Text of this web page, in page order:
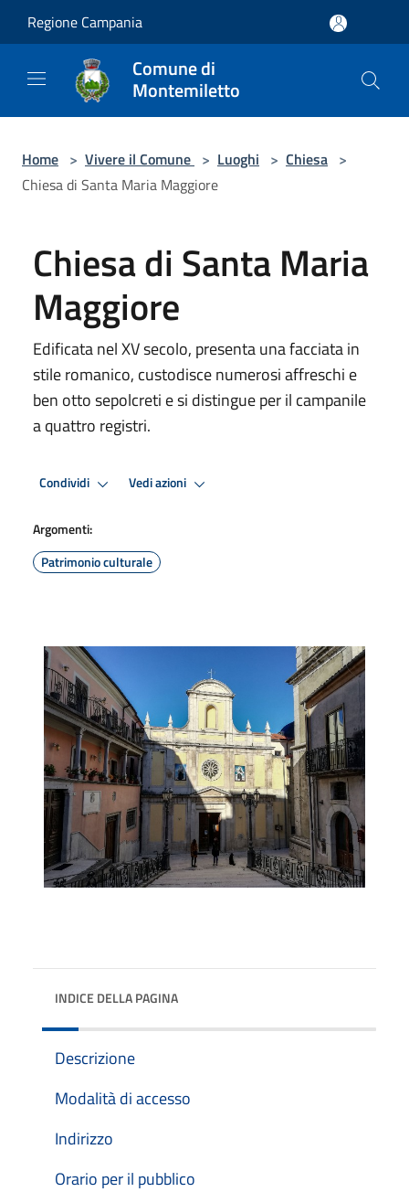
Regione Campania
Comune di
Montemiletto
Home > Vivere il Comune > Luoghi > Chiesa >
Chiesa di Santa Maria Maggiore
Chiesa di Santa Maria
Maggiore
Edificata nel XV secolo, presenta una facciata in
stile romanico, custodisce numerosi affreschi e
ben otto sepolcreti e si distingue per il campanile
a quattro registri.
Condividi Vedi azioni
Argomenti:
Patrimonio culturale
INDICE DELLA PAGINA
Descrizione
Modalità di accesso
Indirizzo
Orario per il pubblico